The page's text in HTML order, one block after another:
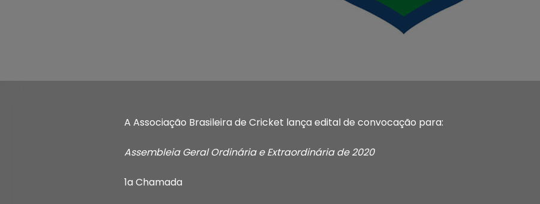
A Associação Brasileira de Cricket lança edital de convocação para:
Assembleia Geral Ordinária e Extraordinária de 2020
1a Chamada